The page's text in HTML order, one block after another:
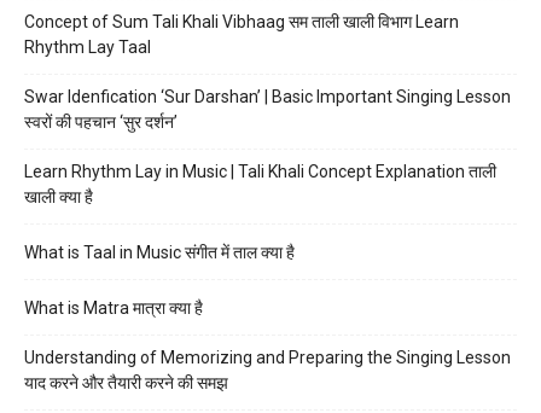
Concept of Sum Tali Khali Vibhaag सम ताली खाली विभाग Learn
Rhythm Lay Taal
Swar Idenfication ‘Sur Darshan’ | Basic Important Singing Lesson
स्वरों की पहचान ‘सुर दर्शन’
Learn Rhythm Lay in Music | Tali Khali Concept Explanation ताली
खाली क्या है
What is Taal in Music संगीत में ताल क्या है
What is Matra मात्रा क्या है
Understanding of Memorizing and Preparing the Singing Lesson
याद करने और तैयारी करने की समझ